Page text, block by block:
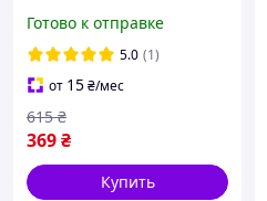
черный, размер M-L
Готово к отправке
5.0 (1)
от 15₴/мес
369₴
615 ₴
Купить